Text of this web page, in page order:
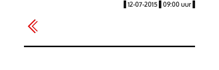
| 12-07-2015 | 09:00 uur |